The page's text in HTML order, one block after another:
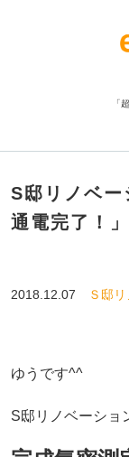
「
S邸リノベー
通電完了！」
2018.12.07 Ｓ邸
ゆうです^^
S邸リノベーショ